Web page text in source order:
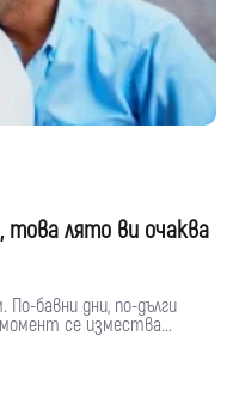
лято ви очаква
бавни дни, по-дълги
се измества...